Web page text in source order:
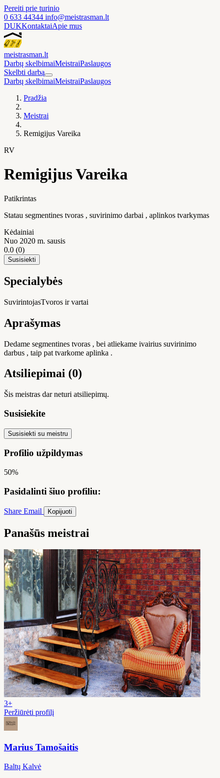
Pereiti prie turinio
0 633 44344 info@meistrasman.lt
DUKKontaktaiApie mus
meistrasman.lt
Darbų skelbimaiMeistraiPaslaugos
Skelbti darbą
Darbų skelbimaiMeistraiPaslaugos
Pradžia
Meistrai
Remigijus Vareika
RV
Remigijus Vareika
Patikrintas
Statau segmentines tvoras , suvirinimo darbai , aplinkos tvarkymas
Kėdainiai
Nuo 2020 m. sausis
0.0 (0)
Susisiekti
Specialybės
SuvirintojasTvoros ir vartai
Aprašymas
Dedame segmentines tvoras , bei atliekame ivairius suvirinimo
darbus , taip pat tvarkome aplinka .
Atsiliepimai (0)
Šis meistras dar neturi atsiliepimų.
Susisiekite
Susisiekti su meistru
Profilio užpildymas
50%
Pasidalinti šiuo profiliu:
Share Email Kopijuoti
Panašūs meistrai
3+
Peržiūrėti profilį
Marius Tamošaitis
Baltų Kalvė